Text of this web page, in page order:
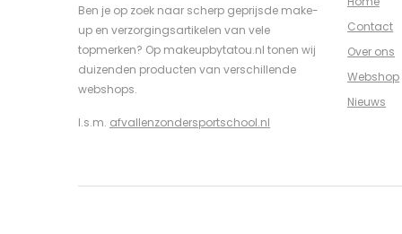
Ben je op zoek naar scherp geprijsde make-
up en verzorgingsartikelen van vele
topmerken? Op makeupbytatou.nl tonen wij
duizenden producten van verschillende
webshops.
I.s.m. afvallenzondersportschool.nl
Contact
Over ons
Webshop
Nieuws